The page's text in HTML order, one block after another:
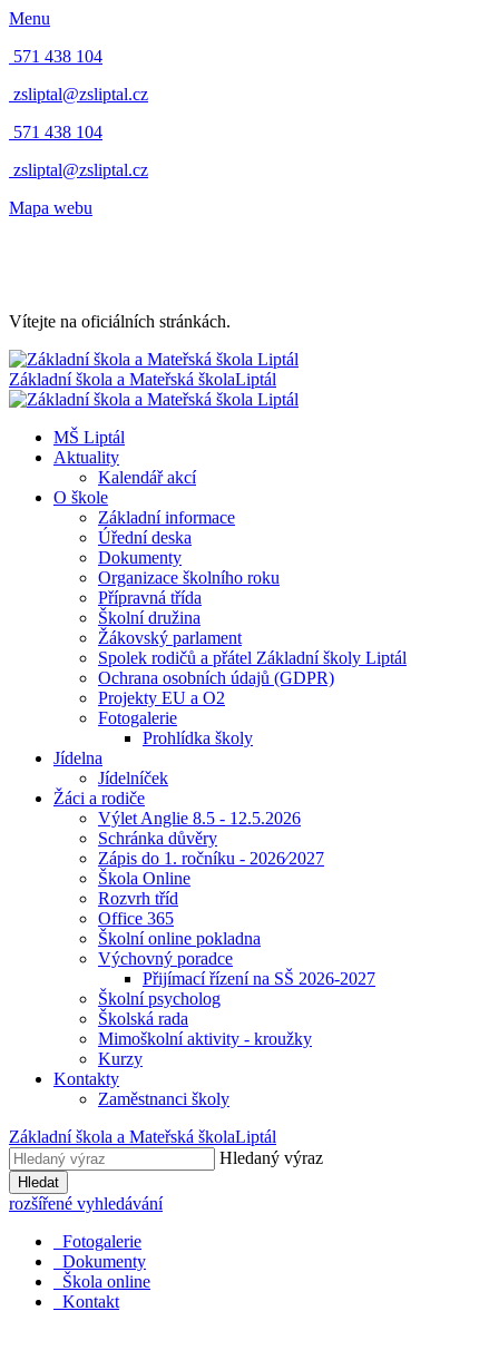
Menu
571 438 104
zsliptal@zsliptal.cz
571 438 104
zsliptal@zsliptal.cz
Mapa webu
Vítejte na oficiálních stránkách.
Základní škola a Mateřská školaLiptál
MŠ Liptál
Aktuality
Kalendář akcí
O škole
Základní informace
Úřední deska
Dokumenty
Organizace školního roku
Přípravná třída
Školní družina
Žákovský parlament
Spolek rodičů a přátel Základní školy Liptál
Ochrana osobních údajů (GDPR)
Projekty EU a O2
Fotogalerie
Prohlídka školy
Jídelna
Jídelníček
Žáci a rodiče
Výlet Anglie 8.5 - 12.5.2026
Schránka důvěry
Zápis do 1. ročníku - 2026⁄2027
Škola Online
Rozvrh tříd
Office 365
Školní online pokladna
Výchovný poradce
Přijímací řízení na SŠ 2026-2027
Školní psycholog
Školská rada
Mimoškolní aktivity - kroužky
Kurzy
Kontakty
Zaměstnanci školy
Základní škola a Mateřská školaLiptál
Hledaný výraz
Hledat
rozšířené vyhledávání
Fotogalerie
Dokumenty
Škola online
Kontakt